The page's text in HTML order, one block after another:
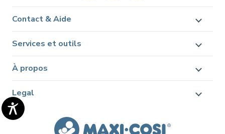
Contact & Aide
Services et outils
À propos
Legal